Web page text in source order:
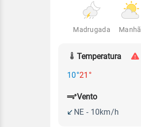
Madrugada Manhã
Temperatura
10°21°
Vento
NE - 10km/h